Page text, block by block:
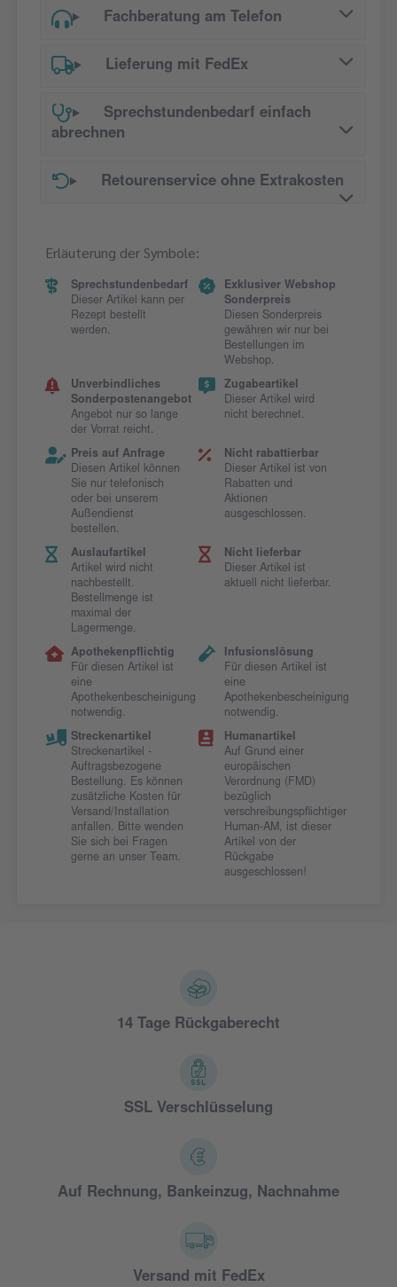
Fachberatung am Telefon
Lieferung mit FedEx
Sprechstundenbedarf einfach
abrechnen
Retourenservice ohne Extrakosten
Erläuterung der Symbole:
Sprechstundenbedarf
Dieser Artikel kann per
Rezept bestellt
werden.
Exklusiver Webshop
Sonderpreis
Diesen Sonderpreis
gewähren wir nur bei
Bestellungen im
Webshop.
Unverbindliches
Sonderpostenangebot
Angebot nur so lange
der Vorrat reicht.
Zugabeartikel
Dieser Artikel wird
nicht berechnet.
Preis auf Anfrage
Diesen Artikel können
Sie nur telefonisch
oder bei unserem
Außendienst
bestellen.
Nicht rabattierbar
Dieser Artikel ist von
Rabatten und
Aktionen
ausgeschlossen.
Auslaufartikel
Artikel wird nicht
nachbestellt.
Bestellmenge ist
maximal der
Lagermenge.
Nicht lieferbar
Dieser Artikel ist
aktuell nicht lieferbar.
Apothekenpflichtig
Für diesen Artikel ist
eine
Apothekenbescheinigung
notwendig.
Infusionslösung
Für diesen Artikel ist
eine
Apothekenbescheinigung
notwendig.
Streckenartikel
Streckenartikel -
Auftragsbezogene
Bestellung. Es können
zusätzliche Kosten für
Versand/Installation
anfallen. Bitte wenden
Sie sich bei Fragen
gerne an unser Team.
Humanartikel
Auf Grund einer
europäischen
Verordnung (FMD)
bezüglich
verschreibungspflichtiger
Human-AM, ist dieser
Artikel von der
Rückgabe
ausgeschlossen!
14 Tage Rückgaberecht
SSL Verschlüsselung
Auf Rechnung, Bankeinzug, Nachnahme
Versand mit FedEx